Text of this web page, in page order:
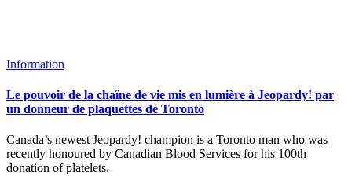
Information
Le pouvoir de la chaîne de vie mis en lumière à Jeopardy! par
un donneur de plaquettes de Toronto
Canada’s newest Jeopardy! champion is a Toronto man who was
recently honoured by Canadian Blood Services for his 100th
donation of platelets.